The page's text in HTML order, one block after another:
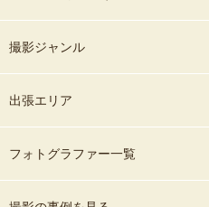
撮影ジャンル
出張エリア
フォトグラファー一覧